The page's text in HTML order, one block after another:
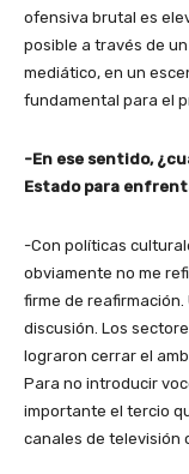
ofensiva brutal es
posible a través de
mediático, en un
fundamental para el
-En ese sentido,
Estado para
-Con políticas
obviamente no me
firme de
discusión. Los
lograron cerrar el
Para no introducir
importante el tercio
canales de televisión